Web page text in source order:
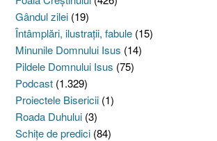
Gândul zilei (19)
Întâmplări, ilustraţii, fabule (15)
Minunile Domnului Isus (14)
Pildele Domnului Isus (75)
Podcast (1.329)
Proiectele Bisericii (1)
Roada Duhului (3)
Schiţe de predici (84)